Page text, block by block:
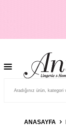
ANASAYFA